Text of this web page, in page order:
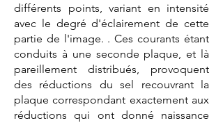
différents points, variant en intensité
avec le degré d'éclairement de cette
partie de l'image. . Ces courants étant
conduits à une seconde plaque, et là
pareillement distribués, provoquent
des réductions du sel recouvrant la
plaque correspondant exactement aux
réductions qui ont donné naissance